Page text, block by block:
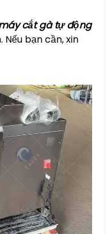
cắt gà tự động
Nếu bạn cần, xin